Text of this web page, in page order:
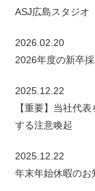
ASJ広島スタジオ
2026.02.20
2026年度の新卒
2025.12.22
【重要】当社代
する注意喚起
2025.12.22
年末年始休暇のお